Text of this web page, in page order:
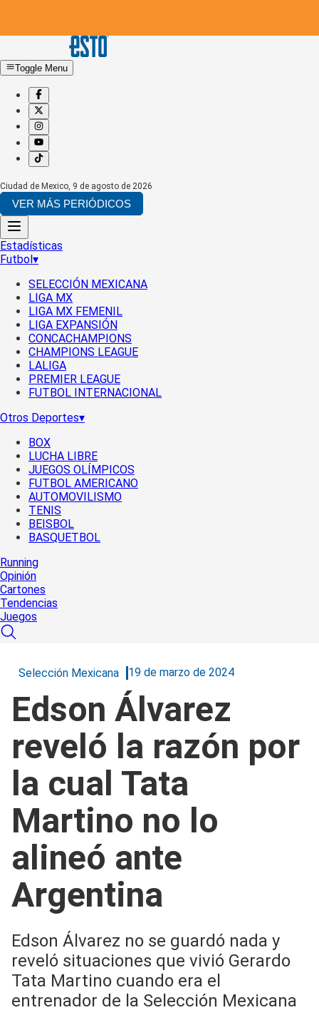
Toggle Menu
Ciudad de Mexico, 9 de agosto de 2026
VER MÁS PERIÓDICOS
Estadísticas
Futbol▾
SELECCIÓN MEXICANA
LIGA MX
LIGA MX FEMENIL
LIGA EXPANSIÓN
CONCACHAMPIONS
CHAMPIONS LEAGUE
LALIGA
PREMIER LEAGUE
FUTBOL INTERNACIONAL
Otros Deportes▾
BOX
LUCHA LIBRE
JUEGOS OLÍMPICOS
FUTBOL AMERICANO
AUTOMOVILISMO
TENIS
BEISBOL
BASQUETBOL
Running
Opinión
Cartones
Tendencias
Juegos
Selección Mexicana 19 de marzo de 2024
Edson Álvarez
reveló la razón por
la cual Tata
Martino no lo
alineó ante
Argentina
Edson Álvarez no se guardó nada y
reveló situaciones que vivió Gerardo
Tata Martino cuando era el
entrenador de la Selección Mexicana